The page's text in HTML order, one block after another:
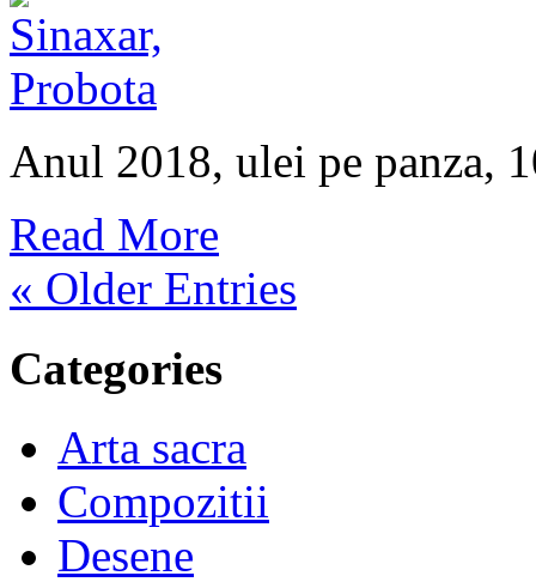
Anul 2018, ulei pe panza,
Read More
« Older Entries
Categories
Arta sacra
Compozitii
Desene